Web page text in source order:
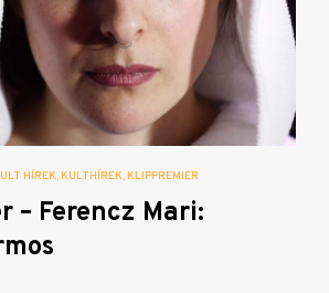
HÍREK KULTHÍREK KLIPPREMIER
– Ferencz Mari: